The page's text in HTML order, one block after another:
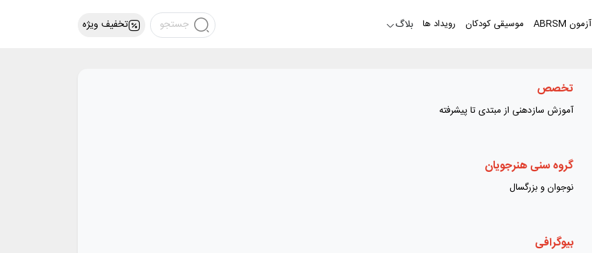
آزمون ABRSM موسیقی کودکان رویداد ها بلاگ تخفیف ویژه
تخصص
آموزش سازدهنی از مبتدی تا پیشرفته
گروه سنی هنرجویان
نوجوان و بزرگسال
بیوگرافی